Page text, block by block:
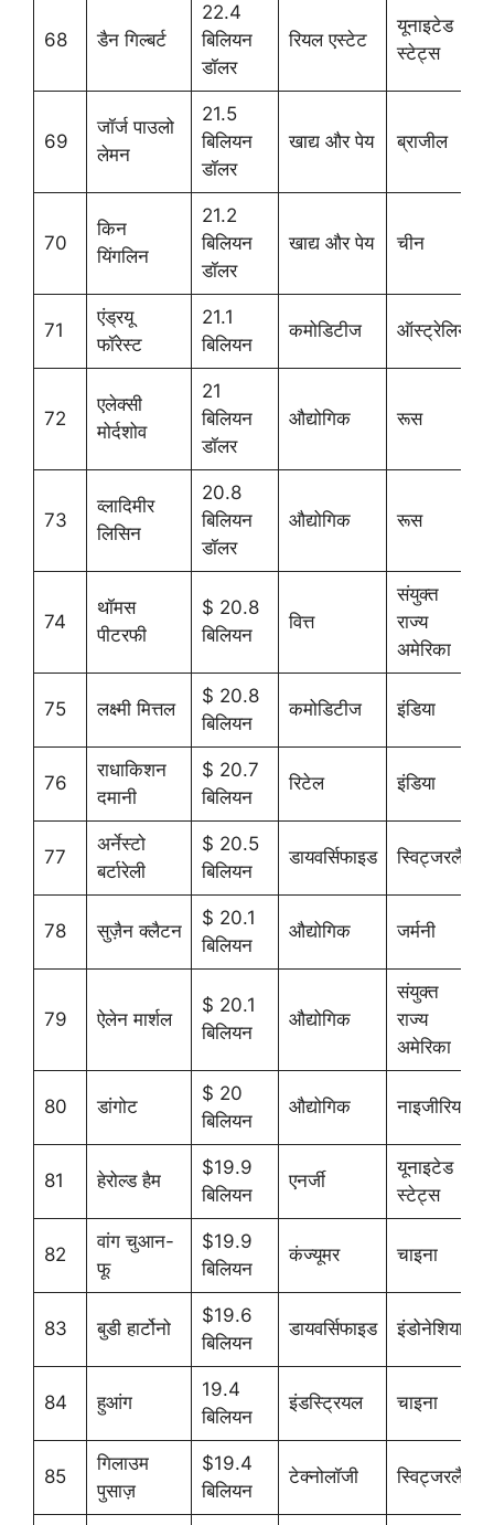
68 डैन गिल्बर्ट
22.4
बिलियन
डॉलर
रियल एस्टेट
यूनाइटेड
स्टेट्स
69
जॉर्ज पाउलो
लेमन
21.5
बिलियन
डॉलर
खाद्य और पेय ब्राजील
70
किन
यिंगलिन
21.2
बिलियन
डॉलर
खाद्य और पेय चीन
71
एंड्रयू
फॉरेस्ट
21.1
बिलियन
कमोडिटीज ऑस्ट्रेलिया
72
एलेक्सी
मोर्दशोव
21
बिलियन
डॉलर
औद्योगिक रूस
73
व्लादिमीर
लिसिन
20.8
बिलियन
डॉलर
औद्योगिक रूस
74
थॉमस
पीटरफी
$ 20.8
बिलियन
वित्त
संयुक्त
राज्य
अमेरिका
75 लक्ष्मी मित्तल
$ 20.8
बिलियन
कमोडिटीज इंडिया
76
राधाकिशन
दमानी
$ 20.7
बिलियन
रिटेल इंडिया
77
अर्नेस्टो
बर्टारेली
$ 20.5
बिलियन
डायवर्सिफाइड स्विट्जरलैंड
78 सुज़ैन क्लैटन
$ 20.1
बिलियन
औद्योगिक जर्मनी
79 ऐलेन मार्शल
$ 20.1
बिलियन
औद्योगिक
संयुक्त
राज्य
अमेरिका
80 डांगोट
$ 20
बिलियन
औद्योगिक नाइजीरिया
81 हेरोल्ड हैम
$19.9
बिलियन
एनर्जी
यूनाइटेड
स्टेट्स
82
वांग चुआन-
फू
$19.9
बिलियन
कंज्यूमर चाइना
83 बुडी हार्टोनो
$19.6
बिलियन
डायवर्सिफाइड इंडोनेशिया
84 हुआंग
19.4
बिलियन
इंडस्ट्रियल चाइना
85
गिलाउम
पुसाज़
$19.4
बिलियन
टेक्नोलॉजी स्विट्जरलैंड